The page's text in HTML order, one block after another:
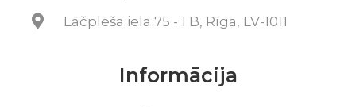
Lāčplēša iela 75 - 1 B, Rīga, LV-1011
Informācija